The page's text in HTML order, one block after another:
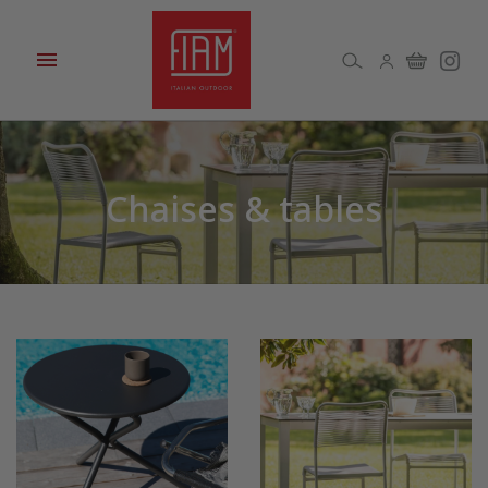

Chaises & tables